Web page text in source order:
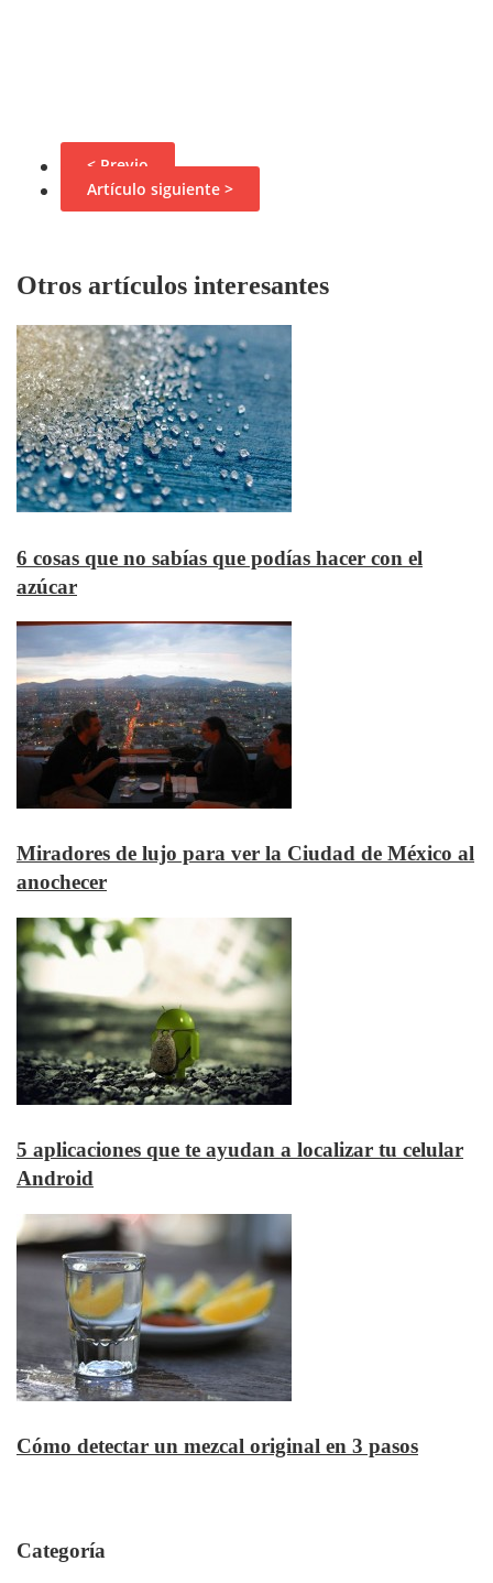
< Previo
Artículo siguiente >
Otros artículos interesantes
6 cosas que no sabías que podías hacer con el
azúcar
Miradores de lujo para ver la Ciudad de México al
anochecer
5 aplicaciones que te ayudan a localizar tu celular
Android
Cómo detectar un mezcal original en 3 pasos
Categoría